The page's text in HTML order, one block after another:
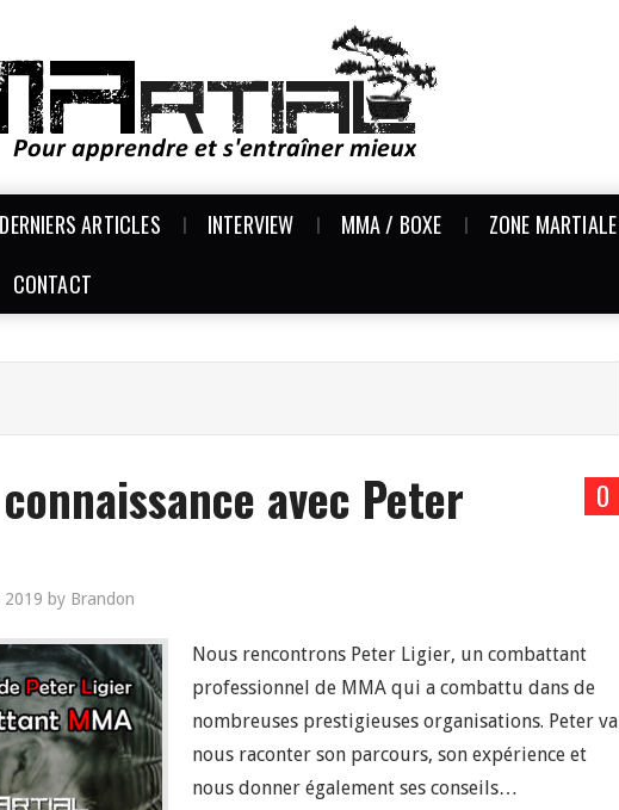
DERNIERS ARTICLES INTERVIEW MMA / BOXE ZONE MARTIALE
CONTACT
0
avec Peter
2019 by Brandon
Nous rencontrons Peter Ligier, un combattant
professionnel de MMA qui a combattu dans de
nombreuses prestigieuses organisations. Peter va
nous raconter son parcours, son expérience et
nous donner également ses conseils…